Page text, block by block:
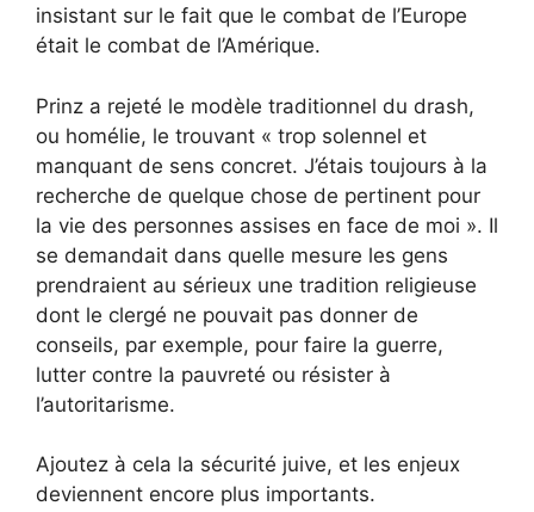
insistant sur le fait que le combat de l’Europe
était le combat de l’Amérique.
Prinz a rejeté le modèle traditionnel du drash,
ou homélie, le trouvant « trop ​​solennel et
manquant de sens concret. J’étais toujours à la
recherche de quelque chose de pertinent pour
la vie des personnes assises en face de moi ». Il
se demandait dans quelle mesure les gens
prendraient au sérieux une tradition religieuse
dont le clergé ne pouvait pas donner de
conseils, par exemple, pour faire la guerre,
lutter contre la pauvreté ou résister à
l’autoritarisme.
Ajoutez à cela la sécurité juive, et les enjeux
deviennent encore plus importants.